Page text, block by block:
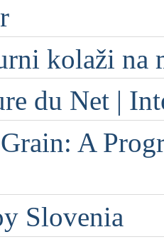
kolaži na
du Net |
A
Slovenia